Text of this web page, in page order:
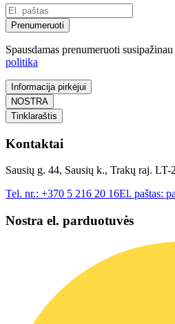
Prenumeruoti
Spausdamas prenumeruoti
politika
Informacija pirkėjui
NOSTRA
Tinklaraštis
Kontaktai
Sausių g. 44, Sausių k., Trakų raj.
Tel. nr.: +370 5 216 20 16El. paštas:
Nostra el. parduotuvės